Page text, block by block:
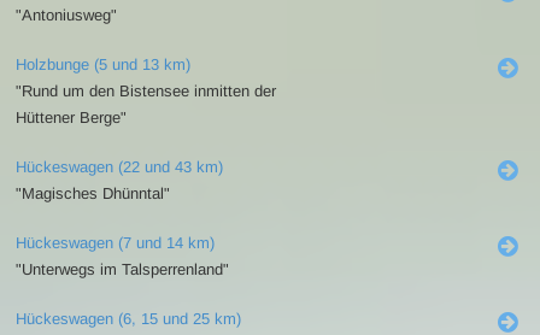
"Antoniusweg"
Holzbunge (5 und 13 km)
"Rund um den Bistensee inmitten der
Hüttener Berge"
Hückeswagen (22 und 43 km)
"Magisches Dhünntal"
Hückeswagen (7 und 14 km)
"Unterwegs im Talsperrenland"
Hückeswagen (6, 15 und 25 km)